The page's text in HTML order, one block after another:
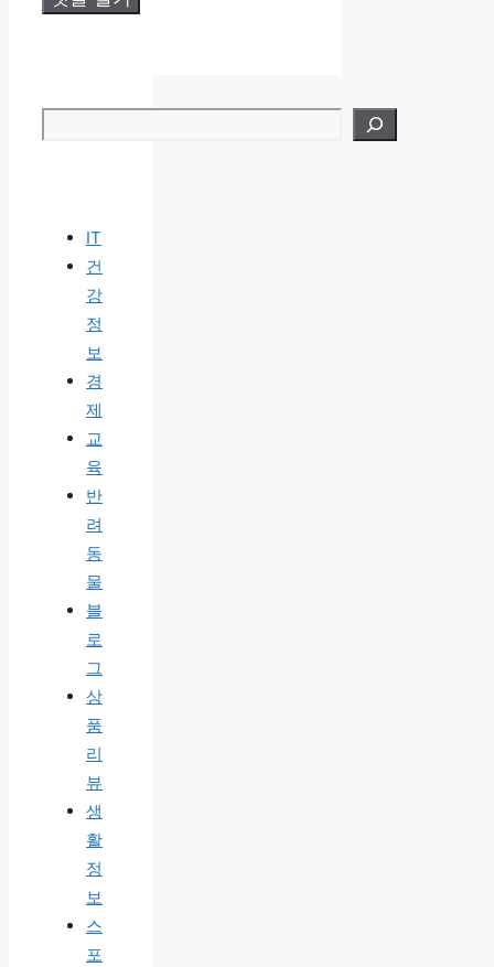
IT
건
강
정
보
경
제
교
육
반
려
동
물
블
로
그
상
품
리
뷰
생
활
정
보
스
포